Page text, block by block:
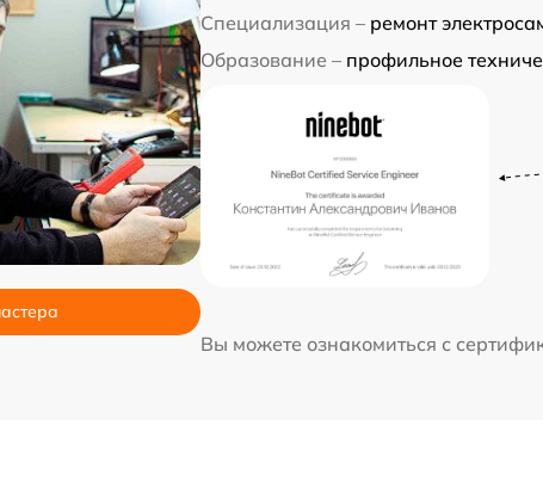
Специализация – ремонт
Образование – профильное
Вы можете ознакомиться с